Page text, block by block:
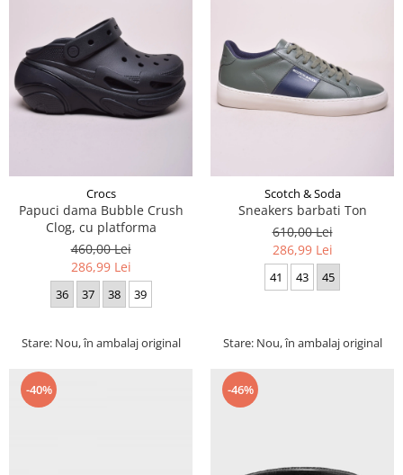
Crocs
Papuci dama Bubble Crush
Clog, cu platforma
460,00 Lei
286,99 Lei
36 37 38 39
Stare: Nou, în ambalaj original
Scotch & Soda
Sneakers barbati Ton
610,00 Lei
286,99 Lei
41 43 45
Stare: Nou, în ambalaj original
-40% -46%